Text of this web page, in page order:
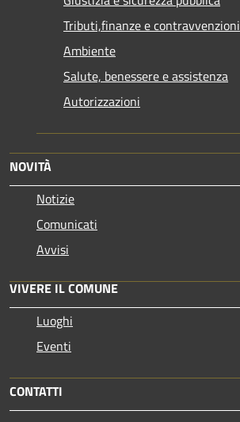
Tributi,finanze e contravvenzioni
Ambiente
Salute, benessere e assistenza
Autorizzazioni
NOVITÀ
Notizie
Comunicati
Avvisi
VIVERE IL COMUNE
Luoghi
Eventi
CONTATTI